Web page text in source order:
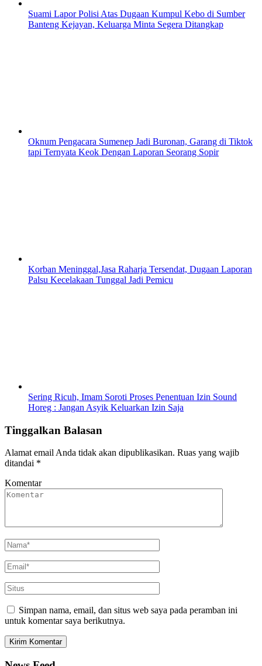
Suami Lapor Polisi Atas Dugaan Kumpul Kebo di Sumber
Banteng Kejayan, Keluarga Minta Segera Ditangkap
Oknum Pengacara Sumenep Jadi Buronan, Garang di Tiktok
tapi Ternyata Keok Dengan Laporan Seorang Sopir
Korban Meninggal,Jasa Raharja Tersendat, Dugaan Laporan
Palsu Kecelakaan Tunggal Jadi Pemicu
Sering Ricuh, Imam Soroti Proses Penentuan Izin Sound
Horeg : Jangan Asyik Keluarkan Izin Saja
Tinggalkan Balasan
Alamat email Anda tidak akan dipublikasikan. Ruas yang wajib
ditandai *
Komentar
Simpan nama, email, dan situs web saya pada peramban ini
untuk komentar saya berikutnya.